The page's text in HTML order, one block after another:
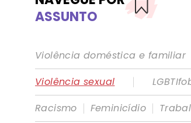
ASSUNTO
Violência doméstica e familiar
Violência sexual
|
Racismo | Feminicídio |